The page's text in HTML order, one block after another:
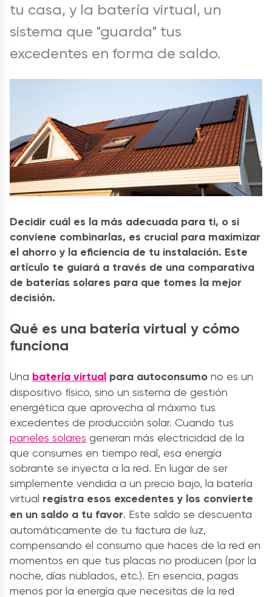
tu casa, y la batería virtual, un
sistema que "guarda" tus
excedentes en forma de saldo.
Decidir cuál es la más adecuada para ti, o si
conviene combinarlas, es crucial para maximizar
el ahorro y la eficiencia de tu instalación. Este
artículo te guiará a través de una comparativa
de baterías solares para que tomes la mejor
decisión.
Qué es una batería virtual y cómo
funciona
Una batería virtual para autoconsumo no es un
dispositivo físico, sino un sistema de gestión
energética que aprovecha al máximo tus
excedentes de producción solar. Cuando tus
paneles solares generan más electricidad de la
que consumes en tiempo real, esa energía
sobrante se inyecta a la red. En lugar de ser
simplemente vendida a un precio bajo, la batería
virtual registra esos excedentes y los convierte
en un saldo a tu favor. Este saldo se descuenta
automáticamente de tu factura de luz,
compensando el consumo que haces de la red en
momentos en que tus placas no producen (por la
noche, días nublados, etc.). En esencia, pagas
menos por la energía que necesitas de la red